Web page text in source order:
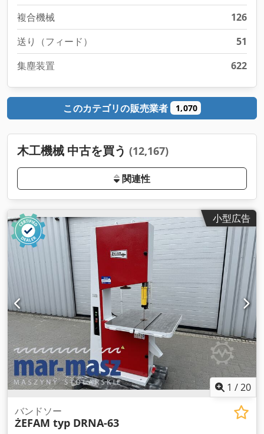
複合機械
126
送り（フィード）
51
集塵装置
622
このカテゴリの販売業者 1,070
木工機械 中古を買う (12,167)
関連性
小型広告
1 /20
バンドソー
ŻEFAM typ DRNA-63